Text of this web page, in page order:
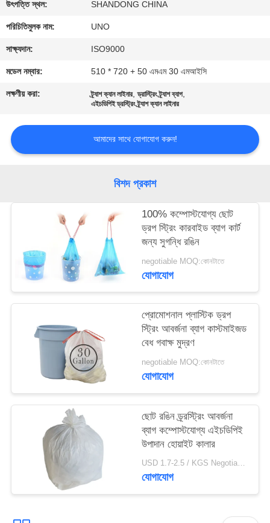
যোগাযোগ
করুন
খবর
কেস
PRIVACY
উৎপত্তি স্থল: SHANDONG CHINA
পরিচিতিমুলক নাম: UNO
সাক্ষ্যদান: ISO9000
মডেল নম্বার: 510 * 720 + 50 এমএম 30 এমআইসি
লক্ষণীয় করা: ট্র্যাশ ক্যান লাইনার,ড্রাস্ট্রিং ট্র্যাশ ব্যাগ,
এইচডিপিই ড্রস্ট্রিং ট্র্যাশ ক্যান লাইনার
আমাদের সাথে যোগাযোগ করুন!
বিশদ প্রকাশ
100% কম্পোস্টযোগ্য ছোট
ড্রপ স্ট্রিং কারবাইড ব্যাগ কার্ট
জন্য সুগন্ধি রঙিন
negotiable MOQ:কোনটাতে
যোগাযোগ
প্রোমোশনাল প্লাস্টিক ড্রপ
স্ট্রিং আবর্জনা ব্যাগ কাস্টমাইজড
বেধ গবাক্ষ মুদ্রণ
negotiable MOQ:কোনটাতে
যোগাযোগ
ছোট রঙিন ড্র্রস্ট্রিং আবর্জনা
ব্যাগ কম্পোস্টযোগ্য এইচডিপিই
উপাদান হোয়াইট কালার
USD 1.7-2.5 / KGS Negotiable MOQ:1000KGS
যোগাযোগ